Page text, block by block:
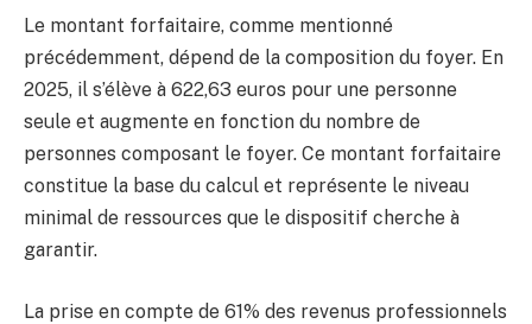
Le montant forfaitaire, comme mentionné
précédemment, dépend de la composition du foyer. En
2025, il s’élève à 622,63 euros pour une personne
seule et augmente en fonction du nombre de
personnes composant le foyer. Ce montant forfaitaire
constitue la base du calcul et représente le niveau
minimal de ressources que le dispositif cherche à
garantir.
La prise en compte de 61% des revenus professionnels